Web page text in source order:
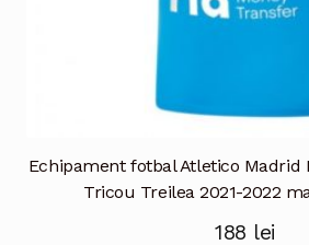
Echipament fotbal Atletico Madrid
Tricou Treilea 2021-2022
188 lei